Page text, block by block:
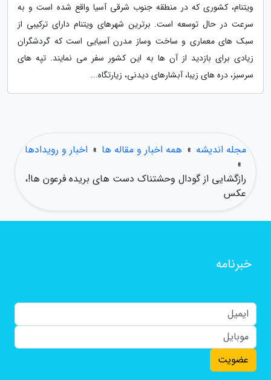
ویتنام، کشوری که در منطقه جنوب شرقی آسیا واقع شده است و به
سرعت در حال توسعه است. برترین شهرهای ویتنام دارای ترکیبی از
سبک های معماری و ساخت وساز مدرن آسیایی است که گردشگران
زیادی برای بازدید از آن ها به این کشور سفر می نمایند. تپه های
سرسبز، دره های زیبا، آبشارهای دیدنی، زیارتگاه...
مجله اندیشه » همه اخبار و مقاله ها » اخبار و رویدادها
»
رازگشایی از گودال وحشتناک دست های بریده فرعون ها!،
عکس
خبرنامه
عضویت